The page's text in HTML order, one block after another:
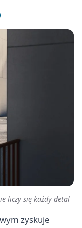
liczy się każdy detal
zyskuje